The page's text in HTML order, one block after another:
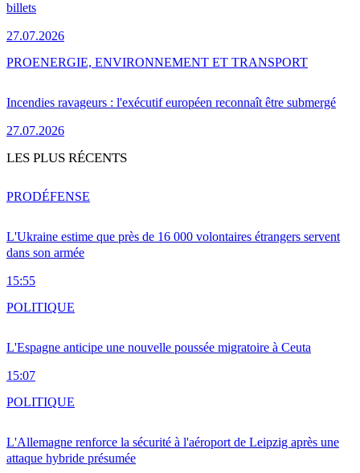
billets
27.07.2026
Incendies ravageurs : l'exécutif européen reconnaît être submergé
27.07.2026
PROENERGIE, ENVIRONNEMENT ET TRANSPORT
LES PLUS RÉCENTS
L'Ukraine estime que près de 16 000 volontaires étrangers servent
dans son armée
15:55
PRODÉFENSE
L'Espagne anticipe une nouvelle poussée migratoire à Ceuta
15:07
POLITIQUE
L'Allemagne renforce la sécurité à l'aéroport de Leipzig après une
attaque hybride présumée
POLITIQUE